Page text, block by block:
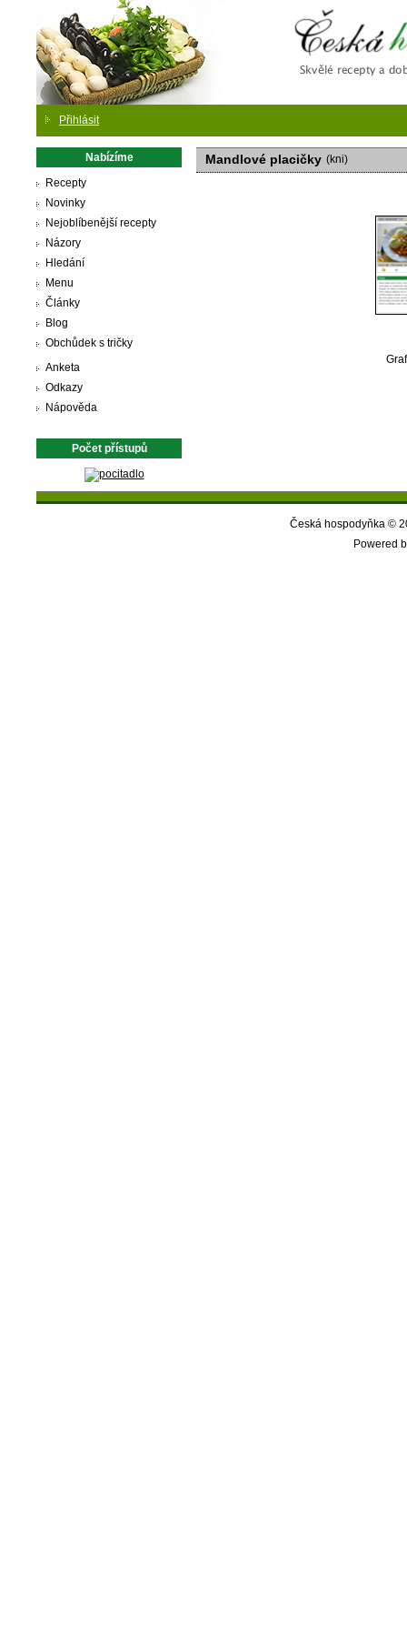
Přihlásit
Nabízíme
Recepty
Novinky
Nejoblíbenější recepty
Názory
Hledání
Menu
Články
Blog
Obchůdek s tričky
Anketa
Odkazy
Nápověda
Počet přístupů
Mandlové placičky (kni)
Česká hospodyňka ©
Powered